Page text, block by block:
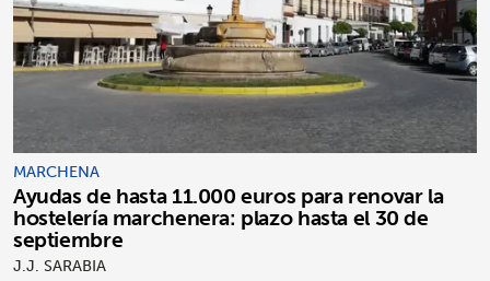
MARCHENA
Ayudas de hasta 11.000 euros para renovar la
hostelería marchenera: plazo hasta el 30 de
septiembre
J.J. SARABIA